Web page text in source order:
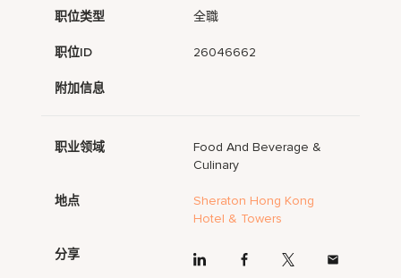
职位类型 全職
职位ID 26046662
附加信息
职业领域
Food And Beverage &
Culinary
地点
Sheraton Hong Kong
Hotel & Towers
分享